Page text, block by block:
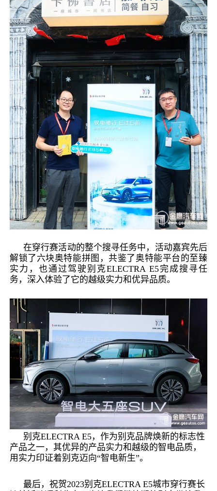
在穿行赛活动的整个搜寻任务中，活动嘉宾先后
解锁了六块奥特能拼图，共鉴了奥特能平台的至臻
实力，也通过驾驶别克ELECTRA E5完成搜寻任
务，深入体验了它的越级实力和优异品质。
别克ELECTRA E5，作为别克品牌焕新的标志性
产品之一， 其优异的产品实力和越级的智电品质，
用 实力印证着别克迈向“智电新生”。
最后，祝贺2023别克ELECTRA E5城市穿行赛长